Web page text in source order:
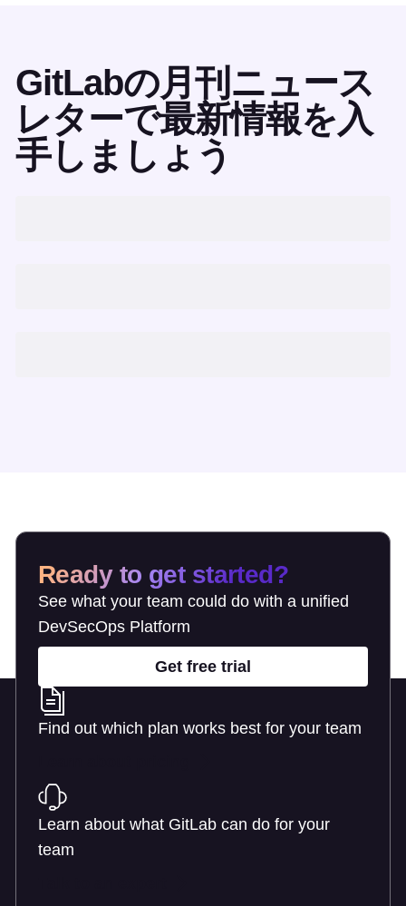
GitLabの月刊ニュース
レターで最新情報を入
手しましょう
Ready to get started?
See what your team could do with a unified
DevSecOps Platform
Get free trial
Find out which plan works best for your team
Learn about what GitLab can do for your
team